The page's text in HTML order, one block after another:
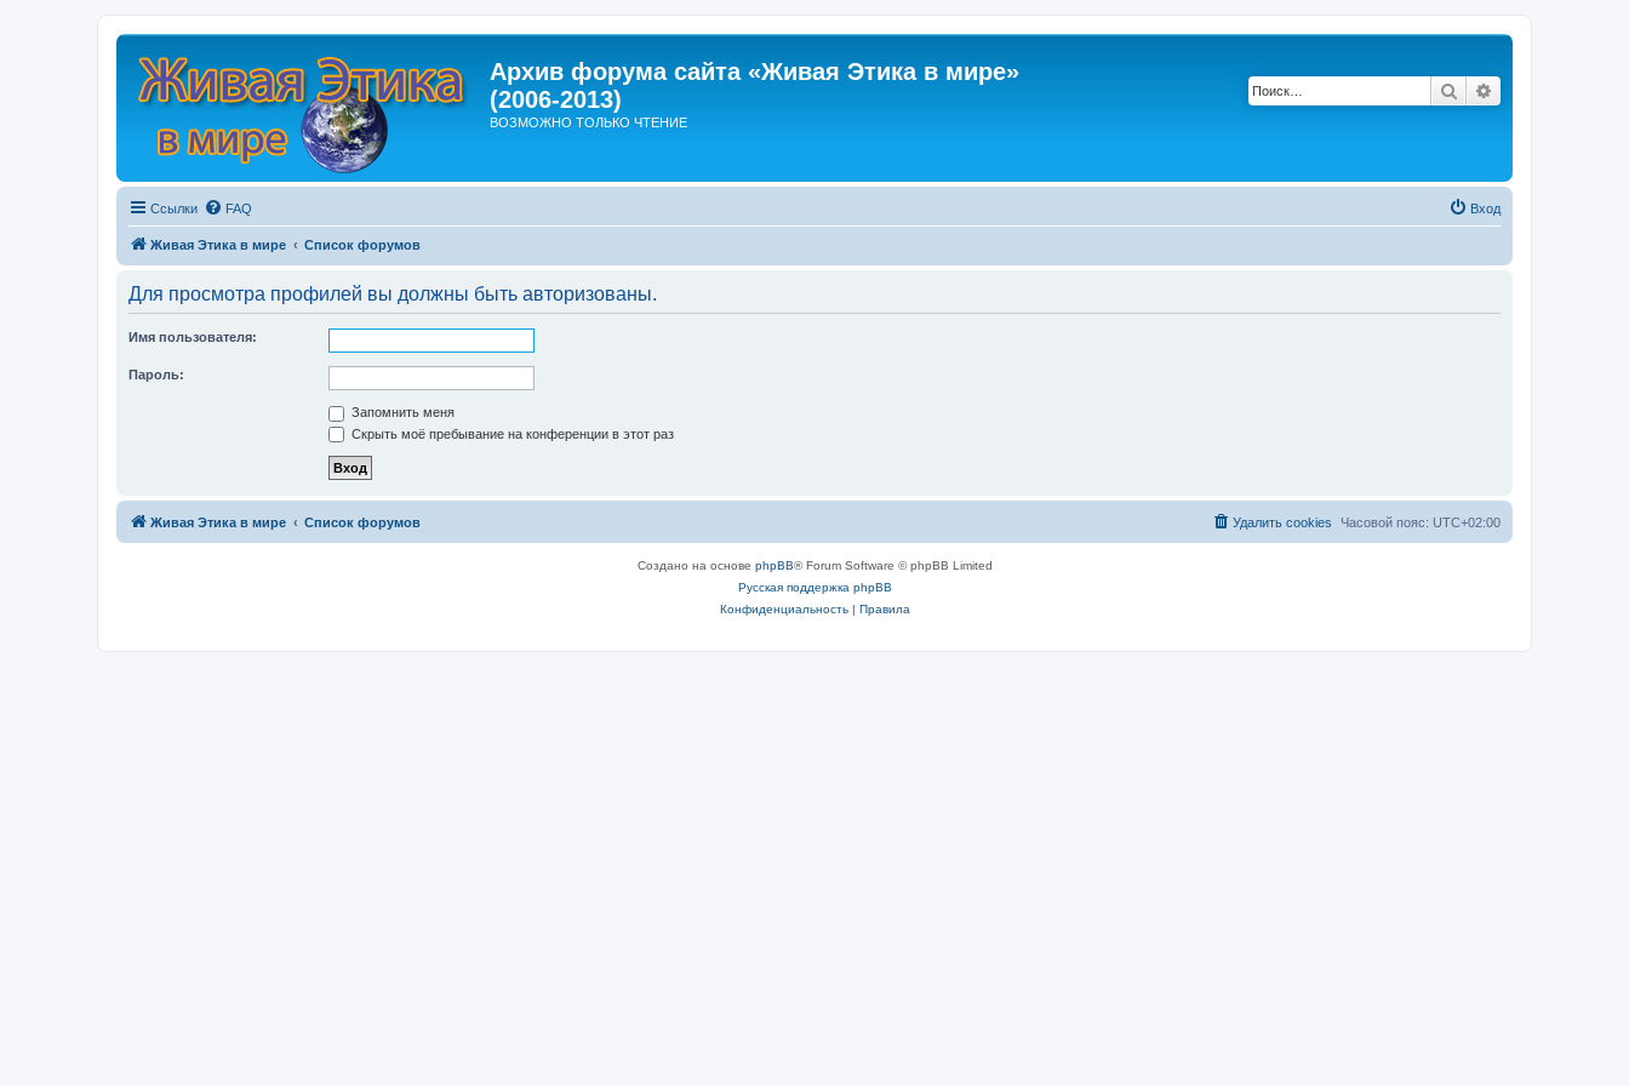
Архив форума сайта «Живая Этика в мире»
(2006-2013)
ВОЗМОЖНО ТОЛЬКО ЧТЕНИЕ
Поиск
Ссылки FAQ Вход
Живая Этика в мире Список форумов
Для просмотра профилей вы должны быть авторизованы.
Имя пользователя:
Пароль:
Запомнить меня
Скрыть моё пребывание на конференции в этот раз
Живая Этика в мире Список форумов Часовой пояс: UTC+02:00
Удалить cookies
Создано на основе phpBB® Forum Software © phpBB Limited
Русская поддержка phpBB
Конфиденциальность| Правила